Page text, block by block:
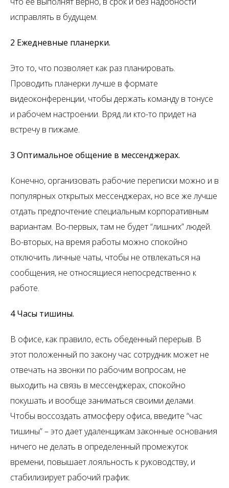
исправлять в будущем.
2 Ежедневные планерки.
Это то, что позволяет как раз планировать.
Проводить планерки лучше в формате
видеоконференции, чтобы держать команду в тонусе
и рабочем настроении. Вряд ли кто-то придет на
встречу в пижаме.
3 Оптимальное общение в мессенджерах.
Конечно, организовать рабочие переписки можно и в
популярных открытых мессенджерах, но все же лучше
отдать предпочтение специальным корпоративным
вариантам. Во-первых, там не будет “лишних” людей.
Во-вторых, на время работы можно спокойно
отключить личные чаты, чтобы не отвлекаться на
сообщения, не относящиеся непосредственно к
работе.
4 Часы тишины.
В офисе, как правило, есть обеденный перерыв. В
этот положенный по закону час сотрудник может не
отвечать на звонки по рабочим вопросам, не
выходить на связь в мессенджерах, спокойно
покушать и вообще заниматься своими делами.
Чтобы воссоздать атмосферу офиса, введите “час
тишины” – это дает удаленщикам законные основания
ничего не делать в определенный промежуток
времени, повышает лояльность к руководству, и
стабилизирует рабочий график.